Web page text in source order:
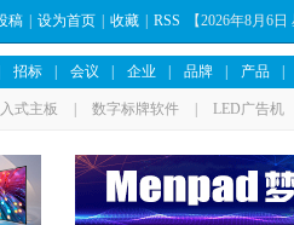
稿 设为首页 收藏 RSS 【2026年8月6日
招标 会议 企业 品牌 产品
式主板 数字标牌软件 LED广告机